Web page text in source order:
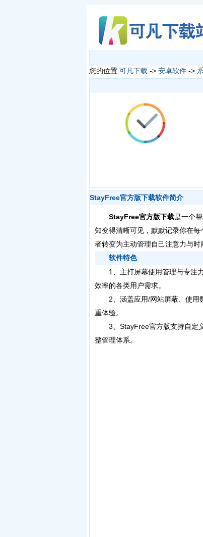
您的位置 可凡下载 -> 安卓软件 ->
StayFree官方版下载软件简介
StayFree官方版下载是一个
知变得清晰可见，默默记录你在
者转变为主动管理自己注意力与时
软件特色
1、主打屏幕使用管理与专注力
效率的各类用户需求。
2、涵盖应用/网站屏蔽、使用数
重体验。
3、StayFree官方版支持自定义
整管理体系。